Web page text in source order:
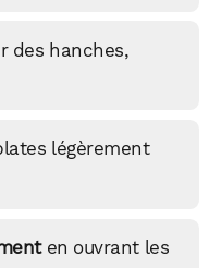
des hanches,
légèrement
en ouvrant les